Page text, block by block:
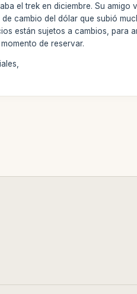
el trek en diciembre. Su amigo
cambio del dólar que subió
están sujetos a cambios, para
de reservar.